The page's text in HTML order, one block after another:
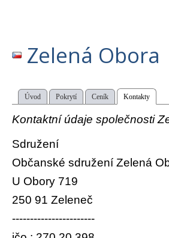
Zelená Obora
Úvod Pokrytí Ceník Kontakty
Kontaktní údaje společnosti
Sdružení
Občanské sdružení Zelená
U Obory 719
250 91 Zeleneč
-----------------------